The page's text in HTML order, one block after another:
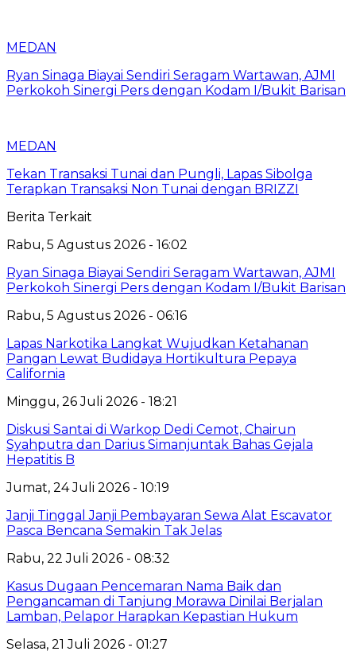
MEDAN
Ryan Sinaga Biayai Sendiri Seragam Wartawan, AJMI
Perkokoh Sinergi Pers dengan Kodam I/Bukit Barisan
MEDAN
Tekan Transaksi Tunai dan Pungli, Lapas Sibolga
Terapkan Transaksi Non Tunai dengan BRIZZI
Berita Terkait
Rabu, 5 Agustus 2026 - 16:02
Ryan Sinaga Biayai Sendiri Seragam Wartawan, AJMI
Perkokoh Sinergi Pers dengan Kodam I/Bukit Barisan
Rabu, 5 Agustus 2026 - 06:16
Lapas Narkotika Langkat Wujudkan Ketahanan
Pangan Lewat Budidaya Hortikultura Pepaya
California
Minggu, 26 Juli 2026 - 18:21
Diskusi Santai di Warkop Dedi Cemot, Chairun
Syahputra dan Darius Simanjuntak Bahas Gejala
Hepatitis B
Jumat, 24 Juli 2026 - 10:19
Janji Tinggal Janji Pembayaran Sewa Alat Escavator
Pasca Bencana Semakin Tak Jelas
Rabu, 22 Juli 2026 - 08:32
Kasus Dugaan Pencemaran Nama Baik dan
Pengancaman di Tanjung Morawa Dinilai Berjalan
Lamban, Pelapor Harapkan Kepastian Hukum
Selasa, 21 Juli 2026 - 01:27